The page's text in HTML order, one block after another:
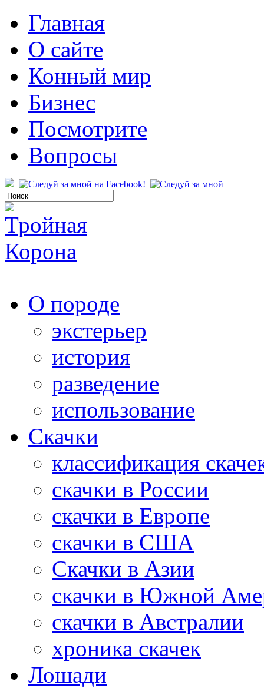
Главная
О сайте
Конный мир
Бизнес
Посмотрите
Вопросы
О породе
экстерьер
история
разведение
использование
Скачки
классификация
скачки в России
скачки в Европе
скачки в США
Скачки в Азии
скачки в Южной
скачки в Австралии
хроника скачек
Лошади